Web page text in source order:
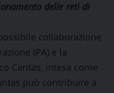
delle reti di
collaborazione
(PA) e la
Caritas, intesa come
può contribuire a